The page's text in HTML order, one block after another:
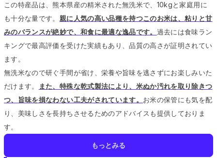
この特産品は、熊本県産の精米された無洗米で、10kgと家庭用に
も十分な量です。 親に人気の高い品種を持つこのお米は、粘りと甘
みのバランスが絶妙で、和食に最適な逸品です。 過去には食味ラン
キングで最高評価を受けた実績もあり、品質の高さが証明されてい
ます。
無洗米なので研ぐ手間が省け、栄養や旨味を逃さずにお楽しみいた
だけます。
また、特殊な乾式製法により、米ぬか汚れを取り除きつ
つ、旨味を損なわない工夫がされています。 お米の保管にも気を配
り、美味しさを長持ちさせるためのアドバイスも提供しておりま
す。
もっとみる